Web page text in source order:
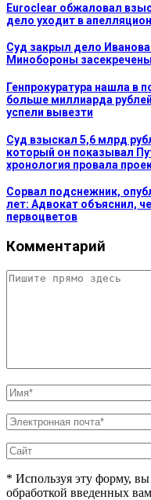
Euroclear обжаловал
дело уходит в
Суд закрыл дело Иванова
Минобороны
Генпрокуратура нашла в
больше миллиарда
успели вывезти
Суд взыскал 5,6 млрд
который он показывал
хронология провала
Сорвал подснежник,
лет: Адвокат объяснил,
первоцветов
Комментарий
* Используя эту форму,
обработкой введенных